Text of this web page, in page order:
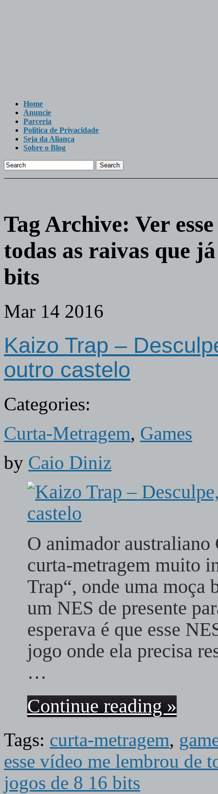
Home
Anuncie
Parceria
Politica de Privacidade
Seja da Aliança
Sobre o Blog
Search
Tag Archive: Ver
todas as raivas que
bits
Mar 14 2016
Kaizo Trap –
outro castelo
Categories:
Curta-Metragem, Games
by Caio Diniz
O animador
curta-metragem muito
Trap“, onde uma moça
um NES de presente
esperava é que esse
jogo onde ela precisa
…
Continue reading »
Tags: curta-metragem,
esse vídeo me lembrou de
jogos de 8 16 bits